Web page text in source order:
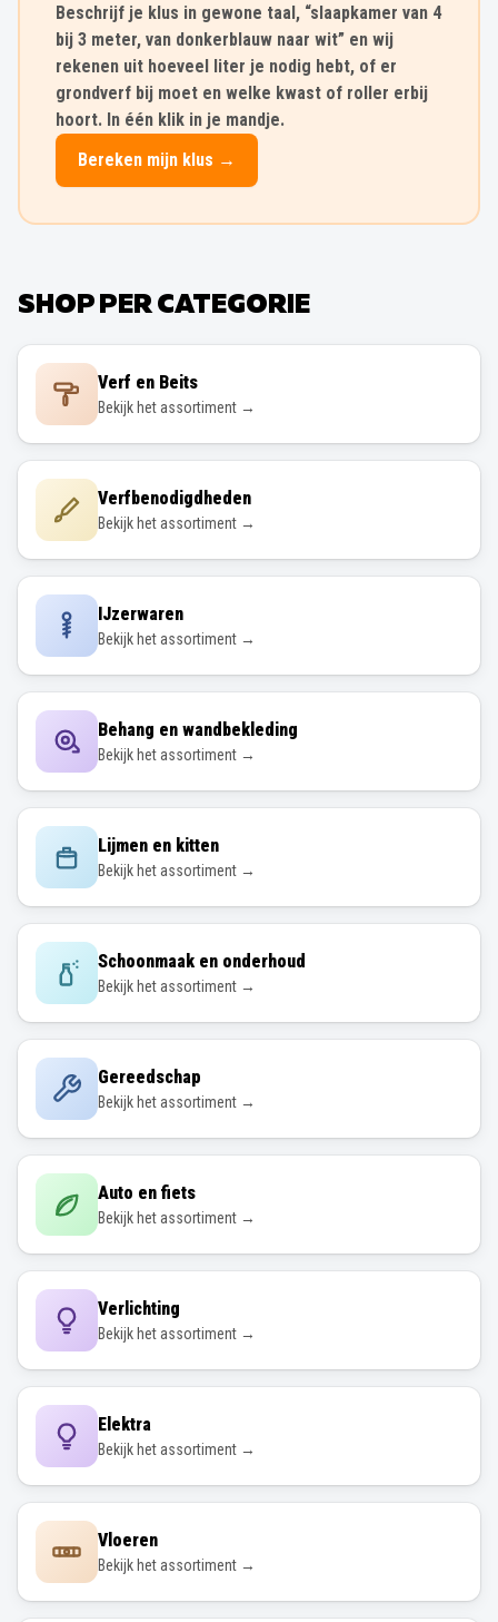
Beschrijf je klus in gewone taal, “slaapkamer van 4
bij 3 meter, van donkerblauw naar wit” en wij
rekenen uit hoeveel liter je nodig hebt, of er
grondverf bij moet en welke kwast of roller erbij
hoort. In één klik in je mandje.
Bereken mijn klus →
SHOP PER CATEGORIE
Verf en Beits
Bekijk het assortiment →
Verfbenodigdheden
Bekijk het assortiment →
IJzerwaren
Bekijk het assortiment →
Behang en wandbekleding
Bekijk het assortiment →
Lijmen en kitten
Bekijk het assortiment →
Schoonmaak en onderhoud
Bekijk het assortiment →
Gereedschap
Bekijk het assortiment →
Auto en fiets
Bekijk het assortiment →
Verlichting
Bekijk het assortiment →
Elektra
Bekijk het assortiment →
Vloeren
Bekijk het assortiment →